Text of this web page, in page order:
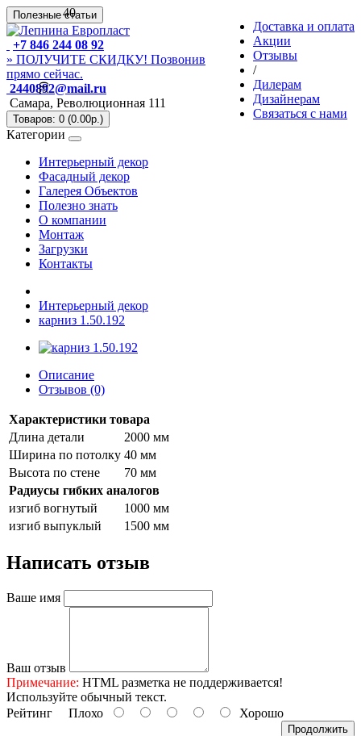
Полезные статьи
Доставка и оплата
Акции
Отзывы
/
Дилерам
Дизайнерам
Связаться с нами
+7 846 244 08 92
» ПОЛУЧИТЕ СКИДКУ! Позвонив
прямо сейчас.
2440892@mail.ru
Самара, Революционная 111
Товаров: 0 (0.00р.)
Категории
Интерьерный декор
Фасадный декор
Галерея Объектов
Полезно знать
О компании
Монтаж
Загрузки
Контакты
Интерьерный декор
карниз 1.50.192
Описание
Отзывов (0)
Характеристики товара
Длина детали
2000 мм
Ширина по потолку 40 мм
Высота по стене
70 мм
Радиусы гибких аналогов
изгиб вогнутый
1000 мм
изгиб выпуклый
1500 мм
40
70
Написать отзыв
Ваше имя
Ваш отзыв
Примечание: HTML разметка не поддерживается!
Используйте обычный текст.
Рейтинг Плохо Хорошо
Продолжить